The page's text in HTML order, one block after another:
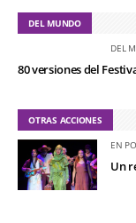
DEL MUNDO
DEL
80 versiones del
OTRAS ACCIONES
EN
Un